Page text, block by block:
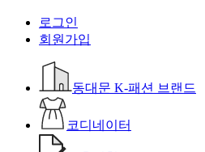
로그인
회원가입
동대문 K-패션 브랜드
코디네이터